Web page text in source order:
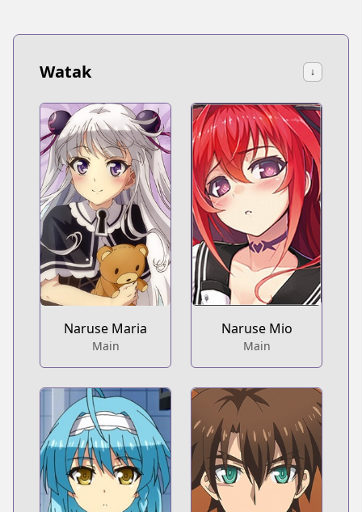
Watak ↓
Naruse Maria
Main
Naruse Mio
Main